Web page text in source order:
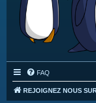
FAQ
REJOIGNEZ NOUS